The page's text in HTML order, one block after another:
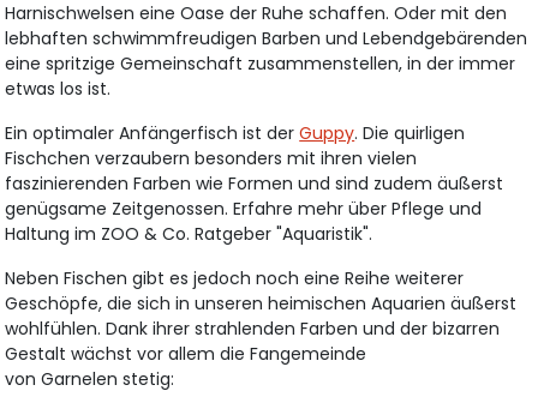
Harnischwelsen eine Oase der Ruhe schaffen. Oder mit den
lebhaften schwimmfreudigen Barben und Lebendgebärenden
eine spritzige Gemeinschaft zusammenstellen, in der immer
etwas los ist.
Ein optimaler Anfängerfisch ist derGuppy. Die quirligen
Fischchen verzaubern besonders mit ihren vielen
faszinierenden Farben wie Formen und sind zudem äußerst
genügsame Zeitgenossen. Erfahre mehr über Pflege und
Haltung im ZOO & Co. Ratgeber "Aquaristik".
Neben Fischen gibt es jedoch noch eine Reihe weiterer
Geschöpfe, die sich in unseren heimischen Aquarien äußerst
wohlfühlen. Dank ihrer strahlenden Farben und der bizarren
Gestalt wächst vor allem die Fangemeinde
von Garnelen stetig: